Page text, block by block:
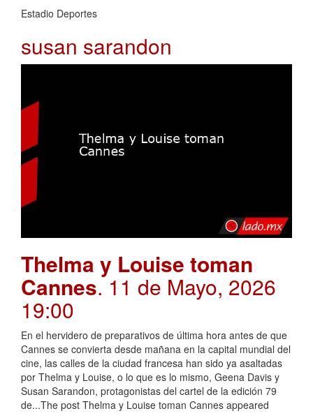
Estadio Deportes
susan sarandon
Thelma y Louise toman
Cannes. 11 de Mayo, 2026
19:00
En el hervidero de preparativos de última hora antes de que
Cannes se convierta desde mañana en la capital mundial del
cine, las calles de la ciudad francesa han sido ya asaltadas
por Thelma y Louise, o lo que es lo mismo, Geena Davis y
Susan Sarandon, protagonistas del cartel de la edición 79
de...The post Thelma y Louise toman Cannes appeared